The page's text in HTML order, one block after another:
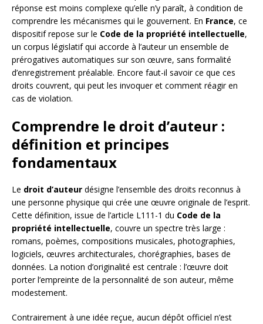
réponse est moins complexe qu’elle n’y paraît, à condition de
comprendre les mécanismes qui le gouvernent. En France, ce
dispositif repose sur le Code de la propriété intellectuelle,
un corpus législatif qui accorde à l’auteur un ensemble de
prérogatives automatiques sur son œuvre, sans formalité
d’enregistrement préalable. Encore faut-il savoir ce que ces
droits couvrent, qui peut les invoquer et comment réagir en
cas de violation.
Comprendre le droit d’auteur :
définition et principes
fondamentaux
Le droit d’auteur désigne l’ensemble des droits reconnus à
une personne physique qui crée une œuvre originale de l’esprit.
Cette définition, issue de l’article L111-1 du Code de la
propriété intellectuelle, couvre un spectre très large :
romans, poèmes, compositions musicales, photographies,
logiciels, œuvres architecturales, chorégraphies, bases de
données. La notion d’originalité est centrale : l’œuvre doit
porter l’empreinte de la personnalité de son auteur, même
modestement.
Contrairement à une idée reçue, aucun dépôt officiel n’est